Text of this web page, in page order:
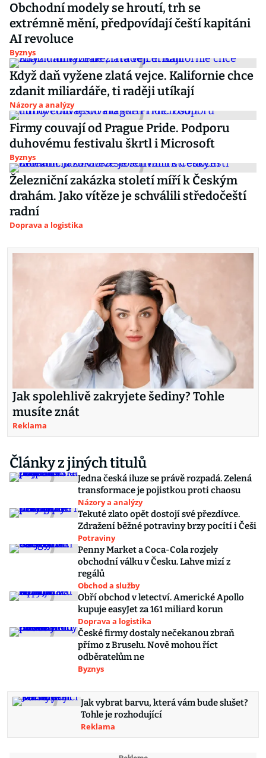
Obchodní modely se hroutí, trh se
extrémně mění, předpovídají čeští kapitáni
AI revoluce
Byznys
Když daň vyžene zlatá vejce. Kalifornie chce
zdanit miliardáře, ti raději utíkají
Názory a analýzy
Firmy couvají od Prague Pride. Podporu
duhovému festivalu škrtl i Microsoft
Byznys
Železniční zakázka století míří k Českým
drahám. Jako vítěze je schválili středočeští
radní
Doprava a logistika
Jak spolehlivě zakryjete šediny? Tohle
musíte znát
Reklama
Články z jiných titulů
Jedna česká iluze se právě rozpadá. Zelená
transformace je pojistkou proti chaosu
Názory a analýzy
Tekuté zlato opět dostojí své přezdívce.
Zdražení běžné potraviny brzy pocítí i Češi
Potraviny
Penny Market a Coca-Cola rozjely
obchodní válku v Česku. Lahve mizí z
regálů
Obchod a služby
Obří obchod v letectví. Americké Apollo
kupuje easyJet za 161 miliard korun
Doprava a logistika
České firmy dostaly nečekanou zbraň
přímo z Bruselu. Nově mohou říct
odběratelům ne
Byznys
Jak vybrat barvu, která vám bude slušet?
Tohle je rozhodující
Reklama